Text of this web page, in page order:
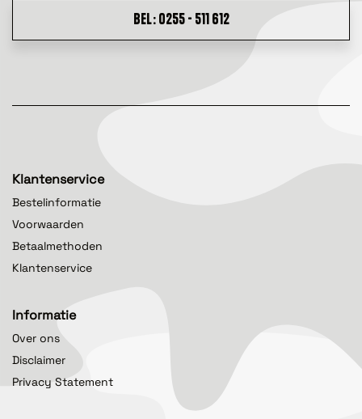
BEL: 0255 - 511 612
Klantenservice
Bestelinformatie
Voorwaarden
Betaalmethoden
Klantenservice
Informatie
Over ons
Disclaimer
Privacy Statement